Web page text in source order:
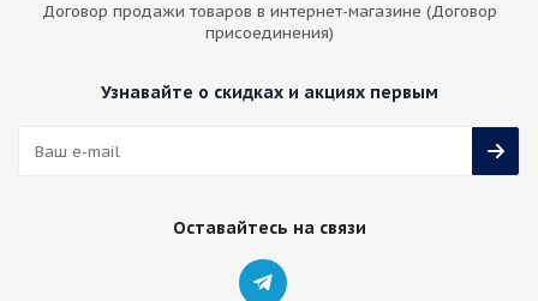
Договор продажи товаров в интернет-магазине (Договор
присоединения)
Узнавайте о скидках и акциях первым
Оставайтесь на связи